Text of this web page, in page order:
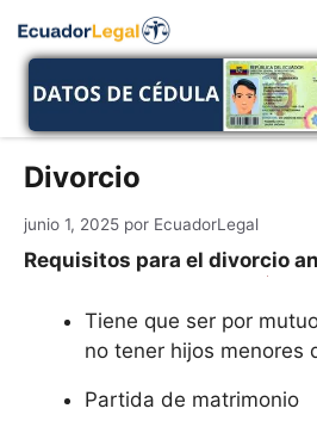
Divorcio
junio 1, 2025 por EcuadorLegal
Requisitos para el divorcio
Tiene que ser por
no tener hijos menores
Partida de matrimonio